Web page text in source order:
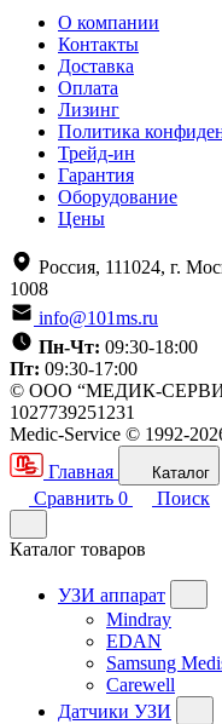
О компании
Контакты
Доставка
Оплата
Лизинг
Политика
Трейд-ин
Гарантия
Оборудование
Цены
Россия, 111024, г.
1008
info@101ms.ru
Пн-Чт: 09:30-18:00
Пт: 09:30-17:00
© ООО “МЕДИК-
1027739251231
Medic-Service © 1992-
Главная
Каталог
Сравнить 0 Поиск
Каталог товаров
УЗИ аппарат
Mindray
EDAN
Samsung
Carewell
Датчики УЗИ